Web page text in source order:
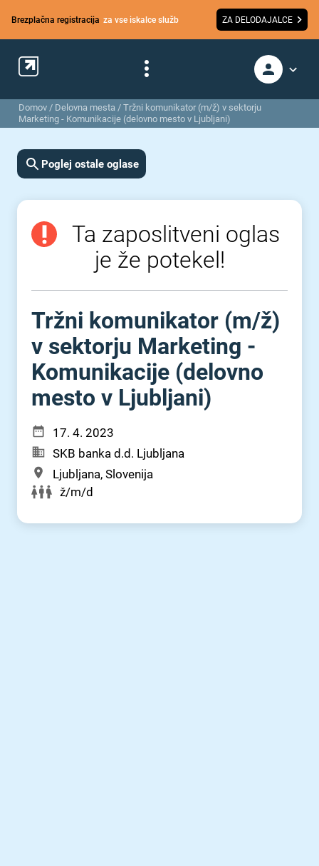
Brezplačna registracija za vse iskalce služb ZA DELODAJALCE
Domov / Delovna mesta / Tržni komunikator (m/ž) v sektorju
Marketing - Komunikacije (delovno mesto v Ljubljani)
Poglej ostale oglase
Ta zaposlitveni oglas
je že potekel!
Tržni komunikator (m⁠/⁠ž)
v sektorju Marketing -
Komunikacije (delovno
mesto v Ljubljani)
17. 4. 2023
SKB banka d.d. Ljubljana
Ljubljana, Slovenija
ž/m/d